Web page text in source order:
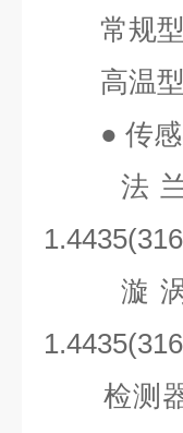
常规型
高温型
● 传
法兰
漩涡
检测器